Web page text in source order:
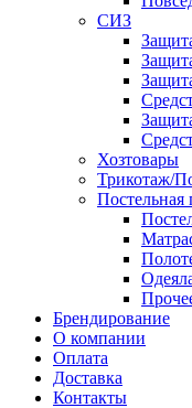
СИЗ
Хозтовары
Трикотаж/
Постельная
Брендирование
О компании
Оплата
Доставка
Контакты